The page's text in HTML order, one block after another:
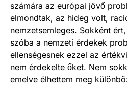
számára az európai jövő
elmondtak, az hideg volt,
nemzetsemleges. Sokként
szóba a nemzeti érdekek
ellenségesnek ezzel az
nem érdekelte őket. Nem
emelve élhettem meg